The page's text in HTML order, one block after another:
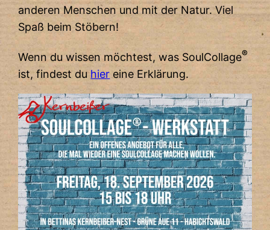
anderen Menschen und mit der Natur. Viel
Spaß beim Stöbern!
Wenn du wissen möchtest, was SoulCollage®
ist, findest duhier eine Erklärung.